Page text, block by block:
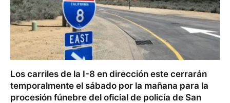
Los carriles de la I-8 en dirección este cerrarán
temporalmente el sábado por la mañana para la
procesión fúnebre del oficial de policía de San